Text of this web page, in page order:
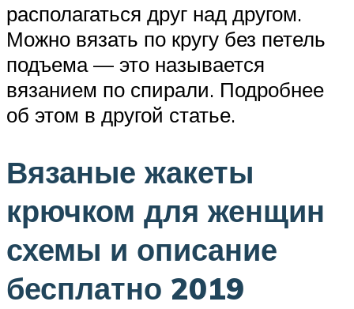
располагаться друг над другом.
Можно вязать по кругу без петель
подъема — это называется
вязанием по спирали. Подробнее
об этом в другой статье.
Вязаные жакеты
крючком для женщин
схемы и описание
бесплатно 2019